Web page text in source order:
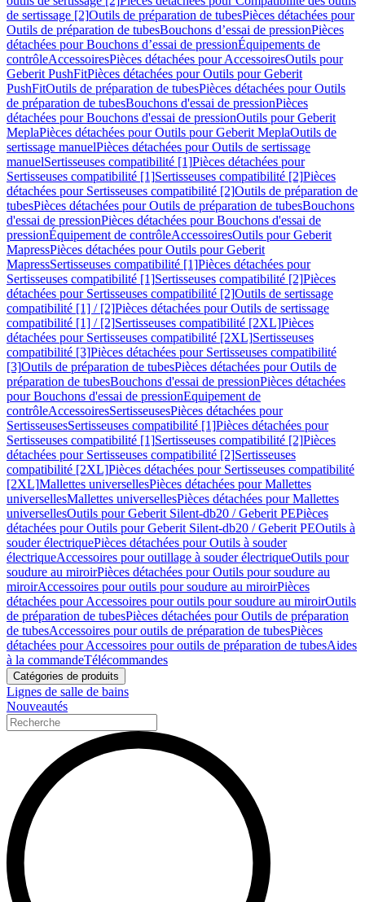
de sertissage [2]Outils de préparation de tubesPièces détachées pour
Outils de préparation de tubesBouchons d’essai de pressionPièces
détachées pour Bouchons d’essai de pressionÉquipements de
contrôleAccessoiresPièces détachées pour AccessoiresOutils pour
Geberit PushFitPièces détachées pour Outils pour Geberit
PushFitOutils de préparation de tubesPièces détachées pour Outils
de préparation de tubesBouchons d'essai de pressionPièces
détachées pour Bouchons d'essai de pressionOutils pour Geberit
MeplaPièces détachées pour Outils pour Geberit MeplaOutils de
sertissage manuelPièces détachées pour Outils de sertissage
manuelSertisseuses compatibilité [1]Pièces détachées pour
Sertisseuses compatibilité [1]Sertisseuses compatibilité [2]Pièces
détachées pour Sertisseuses compatibilité [2]Outils de préparation de
tubesPièces détachées pour Outils de préparation de tubesBouchons
d'essai de pressionPièces détachées pour Bouchons d'essai de
pressionÉquipement de contrôleAccessoiresOutils pour Geberit
MapressPièces détachées pour Outils pour Geberit
MapressSertisseuses compatibilité [1]Pièces détachées pour
Sertisseuses compatibilité [1]Sertisseuses compatibilité [2]Pièces
détachées pour Sertisseuses compatibilité [2]Outils de sertissage
compatibilité [1] / [2]Pièces détachées pour Outils de sertissage
compatibilité [1] / [2]Sertisseuses compatibilité [2XL]Pièces
détachées pour Sertisseuses compatibilité [2XL]Sertisseuses
compatibilité [3]Pièces détachées pour Sertisseuses compatibilité
[3]Outils de préparation de tubesPièces détachées pour Outils de
préparation de tubesBouchons d'essai de pressionPièces détachées
pour Bouchons d'essai de pressionEquipement de
contrôleAccessoiresSertisseusesPièces détachées pour
SertisseusesSertisseuses compatibilité [1]Pièces détachées pour
Sertisseuses compatibilité [1]Sertisseuses compatibilité [2]Pièces
détachées pour Sertisseuses compatibilité [2]Sertisseuses
compatibilité [2XL]Pièces détachées pour Sertisseuses compatibilité
[2XL]Mallettes universellesPièces détachées pour Mallettes
universellesMallettes universellesPièces détachées pour Mallettes
universellesOutils pour Geberit Silent-db20 / Geberit PEPièces
détachées pour Outils pour Geberit Silent-db20 / Geberit PEOutils à
souder électriquePièces détachées pour Outils à souder
électriqueAccessoires pour outillage à souder électriqueOutils pour
soudure au miroirPièces détachées pour Outils pour soudure au
miroirAccessoires pour outils pour soudure au miroirPièces
détachées pour Accessoires pour outils pour soudure au miroirOutils
de préparation de tubesPièces détachées pour Outils de préparation
de tubesAccessoires pour outils de préparation de tubesPièces
détachées pour Accessoires pour outils de préparation de tubesAides
à la commandeTélécommandes
Catégories de produits
Lignes de salle de bains
Nouveautés